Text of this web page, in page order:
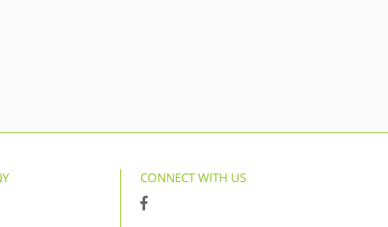
CONNECT WITH US